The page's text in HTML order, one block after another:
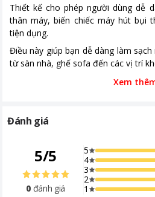
Thiết kế cho phép người dùng dễ
thân máy, biến chiếc máy hút bụi
tiện dụng.
Điều này giúp bạn dễ dàng làm
từ sàn nhà, ghế sofa đến các vị trí
Đặc biệt, Máy có kích thước nhỏ
Xem
Đánh giá
5/5
0 đánh giá
5
4
3
2
1